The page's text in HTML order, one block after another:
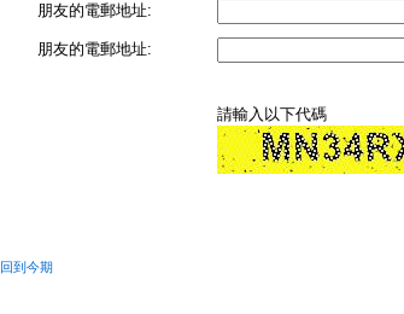
朋友的電郵地址:
朋友的電郵地址:
請輸入以下代碼
回到今期